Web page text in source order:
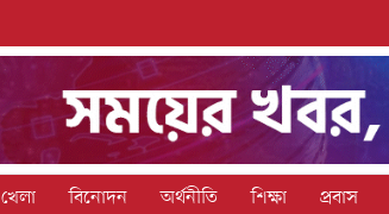
খেলা বিনোদন অর্থনীতি শিক্ষা প্রবাস